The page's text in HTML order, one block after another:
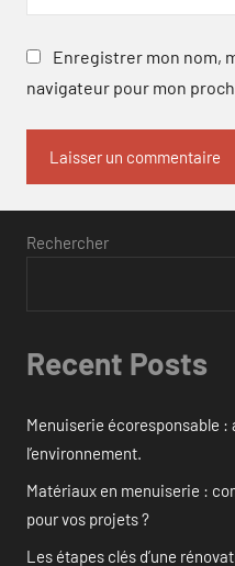
Enregistrer mon nom,
navigateur pour mon
Rechercher
Recent Posts
Menuiserie écoresponsable
l’environnement.
Matériaux en menuiserie :
pour vos projets ?
Les étapes clés d’une